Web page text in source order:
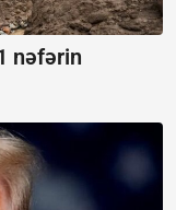
nəfərin